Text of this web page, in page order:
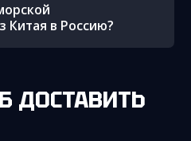
Китая в Россию?